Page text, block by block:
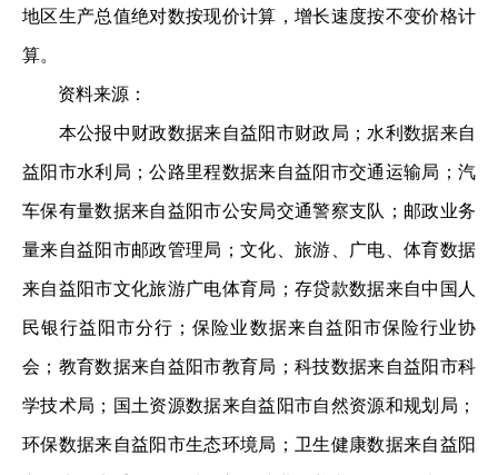
地区生产总值绝对数按现价计算，增长速度按不变价格计
算。
资料来源：
本公报中财政数据来自益阳市财政局；水利数据来自
益阳市水利局；公路里程数据来自益阳市交通运输局；汽
车保有量数据来自益阳市公安局交通警察支队；邮政业务
量来自益阳市邮政管理局；文化、旅游、广电、体育数据
来自益阳市文化旅游广电体育局；存贷款数据来自中国人
民银行益阳市分行；保险业数据来自益阳市保险行业协
会；教育数据来自益阳市教育局；科技数据来自益阳市科
学技术局；国土资源数据来自益阳市自然资源和规划局；
环保数据来自益阳市生态环境局；卫生健康数据来自益阳